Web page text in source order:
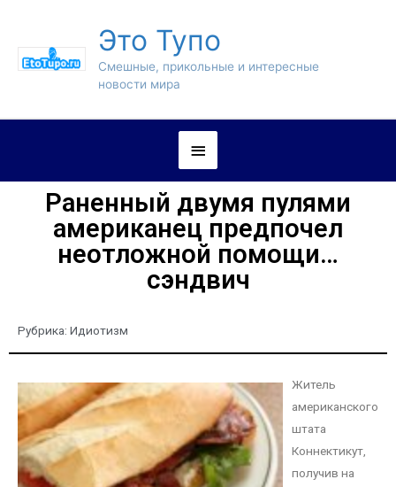
Это Тупо
Смешные, прикольные и интересные
новости мира
Раненный двумя пулями
американец предпочел
неотложной помощи…
сэндвич
Рубрика: Идиотизм
Житель
американского
штата
Коннектикут,
получив на